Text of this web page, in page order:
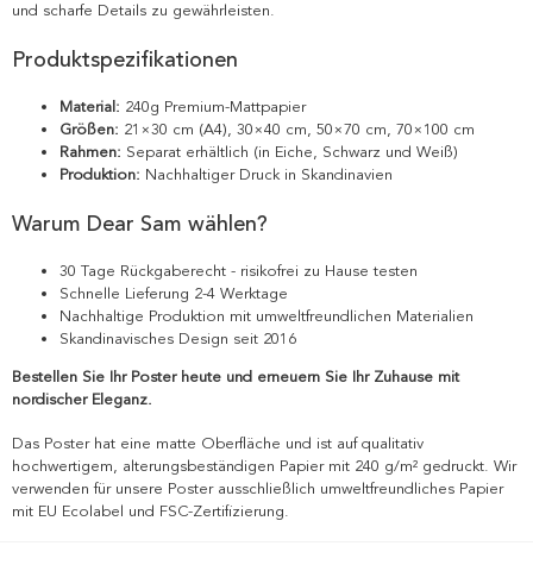
und scharfe Details zu gewährleisten.
Produktspezifikationen
Material: 240g Premium-Mattpapier
Größen: 21×30 cm (A4), 30×40 cm, 50×70 cm, 70×100 cm
Rahmen: Separat erhältlich (in Eiche, Schwarz und Weiß)
Produktion: Nachhaltiger Druck in Skandinavien
Warum Dear Sam wählen?
30 Tage Rückgaberecht - risikofrei zu Hause testen
Schnelle Lieferung 2-4 Werktage
Nachhaltige Produktion mit umweltfreundlichen Materialien
Skandinavisches Design seit 2016
Bestellen Sie Ihr Poster heute und erneuern Sie Ihr Zuhause mit
nordischer Eleganz.
Das Poster hat eine matte Oberfläche und ist auf qualitativ
hochwertigem, alterungsbeständigen Papier mit 240 g/m² gedruckt. Wir
verwenden für unsere Poster ausschließlich umweltfreundliches Papier
mit EU Ecolabel und FSC-Zertifizierung.